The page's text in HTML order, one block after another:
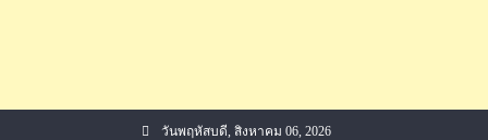
วันพฤหัสบดี, สิงหาคม 06, 2026